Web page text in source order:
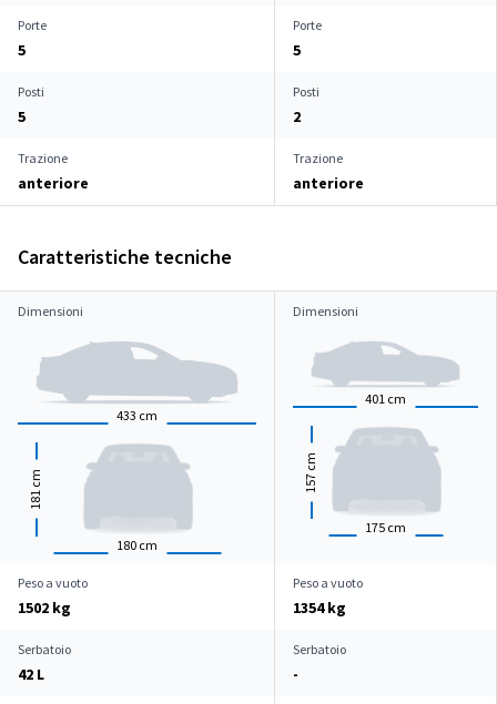
Porte
5
Porte
5
Posti
5
Posti
2
Trazione
anteriore
Trazione
anteriore
Caratteristiche tecniche
Dimensioni
433 cm
180 cm
181
cm
Dimensioni
401 cm
175 cm
157
cm
Peso a vuoto
1502 kg
Peso a vuoto
1354 kg
Serbatoio
42 L
Serbatoio
-